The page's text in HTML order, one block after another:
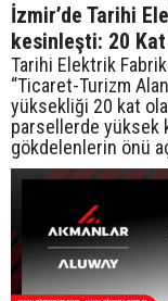
İzmir’de Tarihi
kesinleşti: 20
Tarihi Elektrik
“Ticaret-Turizm
yüksekliği 20 kat
parsellerde yüksek
gökdelenlerin önü